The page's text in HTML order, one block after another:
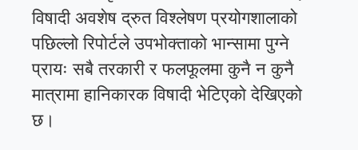
विषादी अवशेष द्रुत विश्लेषण प्रयोगशालाको
पछिल्लो रिपोर्टले उपभोक्ताको भान्सामा पुग्ने
प्रायः सबै तरकारी र फलफूलमा कुनै न कुनै
मात्रामा हानिकारक विषादी भेटिएको देखिएको
छ।